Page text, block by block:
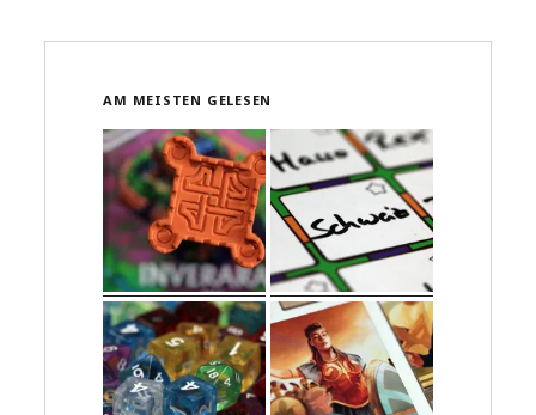
AM MEISTEN GELESEN